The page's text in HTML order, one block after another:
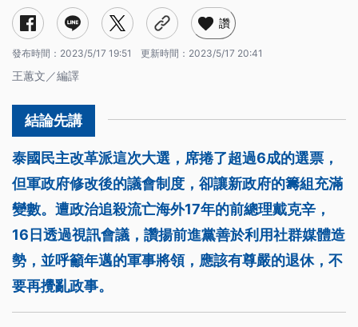
讚
發布時間： 2023/5/17 19:51 更新時間： 2023/5/17 20:41
王蕙文／編譯
泰國民主改革派這次大選，席捲了超過6成的選票，
但軍政府修改後的議會制度，卻讓新政府的籌組充滿
變數。遭政治追殺流亡海外17年的前總理戴克辛，
16日透過視訊會議，讚揚前進黨善於利用社群媒體造
勢，並呼籲年邁的軍事將領，應該有尊嚴的退休，不
要再攪亂政事。